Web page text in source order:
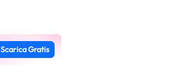
Scarica Gratis